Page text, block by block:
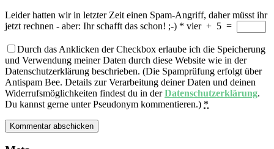
Leider hatten wir in letzter Zeit einen Spam-Angriff, daher müsst ihr
jetzt rechnen - aber: Ihr schafft das schon! ;-) * vier + 5 =
Durch das Anklicken der Checkbox erlaube ich die Speicherung
und Verwendung meiner Daten durch diese Website wie in der
Datenschutzerklärung beschrieben. (Die Spamprüfung erfolgt über
Antispam Bee. Details zur Verarbeitung deiner Daten und deinen
Widerrufsmöglichkeiten findest du in derDatenschutzerklärung.
Du kannst gerne unter Pseudonym kommentieren.) *